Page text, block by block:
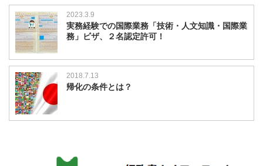
2023.3.9
実務経験での国際業務「技術・人文知識・国際業
務」ビザ、２名認定許可！
2018.7.13
帰化の条件とは？